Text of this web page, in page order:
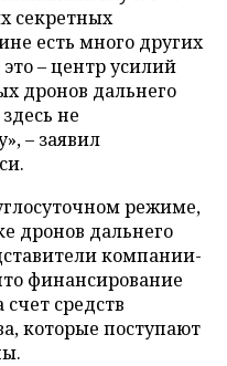
секретных
есть много других
– центр усилий
дронов дальнего
не
– заявил
режиме,
дронов дальнего
компании-
финансирование
счет средств
которые поступают